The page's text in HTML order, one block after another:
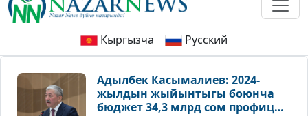
Кыргызча Русский
Адылбек Касымалиев: 2024-
жылдын жыйынтыгы боюнча
бюджет 34,3 млрд сом профицит